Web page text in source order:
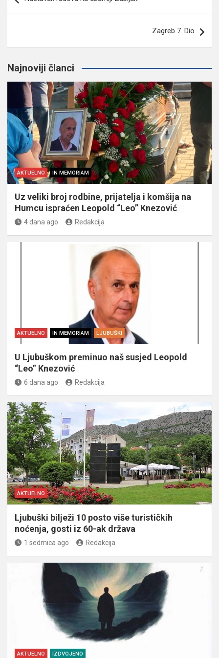
članaka
Zagreb 7. Dio
Najnoviji članci
AKTUELNO IN MEMORIAM
Uz veliki broj rodbine, prijatelja i komšija na
Humcu ispraćen Leopold “Leo” Knezović
4 dana ago Redakcija
AKTUELNO IN MEMORIAM LJUBUŠKI
U Ljubuškom preminuo naš susjed Leopold
“Leo” Knezović
6 dana ago Redakcija
AKTUELNO
Ljubuški bilježi 10 posto više turističkih
noćenja, gosti iz 60-ak država
1 sedmica ago Redakcija
AKTUELNO IZDVOJENO